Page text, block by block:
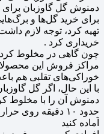
دمنوش گل گاوزبان برای
برای خرید گل‌ها و
تهیه کرد، توجه لازم
خریداری کرد .
چون گاهی در مخلوط
مراکز فروش این
خوراکی‌های تقلبی هم
با این حال، اگر گل
دمنوش آن را با مخلوط
حدود ۱۰ دقیقه
آماده کنید